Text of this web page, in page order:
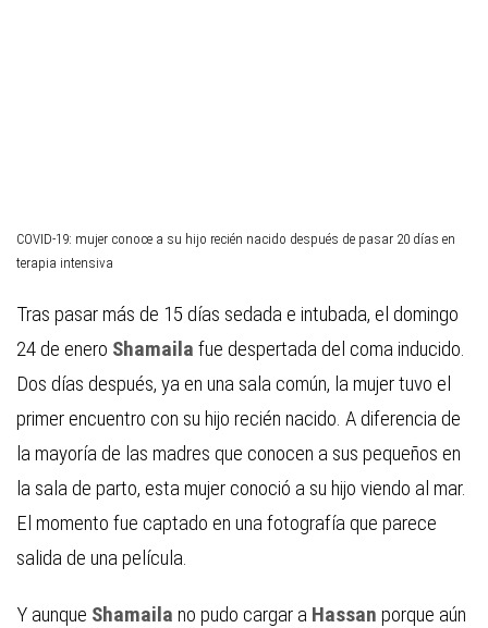
COVID-19: mujer conoce a su hijo recién nacido después de pasar 20 días en
terapia intensiva
Tras pasar más de 15 días sedada e intubada, el domingo
24 de enero Shamaila fue despertada del coma inducido.
Dos días después, ya en una sala común, la mujer tuvo el
primer encuentro con su hijo recién nacido. A diferencia de
la mayoría de las madres que conocen a sus pequeños en
la sala de parto, esta mujer conoció a su hijo viendo al mar.
El momento fue captado en una fotografía que parece
salida de una película.
Y aunque Shamaila no pudo cargar a Hassan porque aún